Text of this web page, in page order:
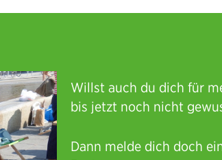
Willst auch du dich für
bis jetzt noch nicht
Dann melde dich doch